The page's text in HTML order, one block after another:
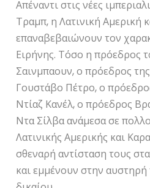
Απέναντι στις νέες
Τραμπ, η Λατινική Αμερική
επαναβεβαιώνουν τον
Ειρήνης. Τόσο η πρόεδρος
Σαινμπαουν, ο πρόεδρος
Γουστάβο Πέτρο, ο
Ντίαζ Κανέλ, ο πρόεδρος
Ντα Σίλβα ανάμεσα σε
Λατινικής Αμερικής και
σθεναρή αντίσταση τους
και εμμένουν στην